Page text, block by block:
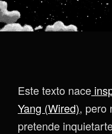
Este texto nace
Yang (Wired), pero
pretende